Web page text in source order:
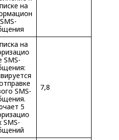
на
на
SMS-
SMS-
5
SMS-
7,8